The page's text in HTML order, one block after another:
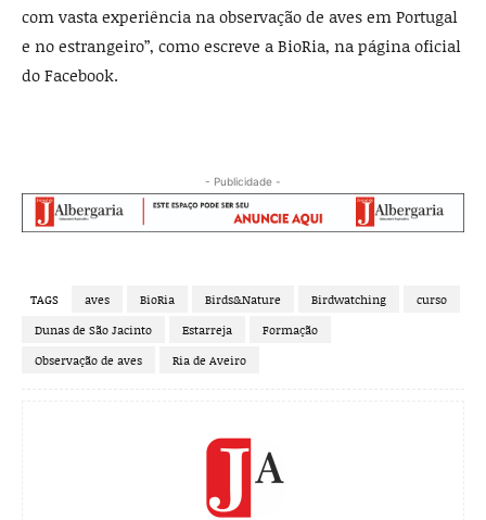
com vasta experiência na observação de aves em Portugal
e no estrangeiro”, como escreve a BioRia, na página oficial
do Facebook.
- Publicidade -
TAGS aves BioRia Birds&Nature Birdwatching
curso
Dunas de São Jacinto
Estarreja
Formação
Observação de aves
Ria de Aveiro